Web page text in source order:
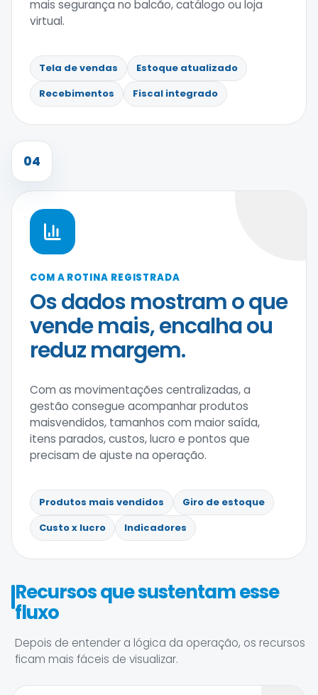
mais segurança no balcão, catálogo ou loja
virtual.
Tela de vendas
Estoque atualizado
Recebimentos
Fiscal integrado
04
COM A ROTINA REGISTRADA
Os dados mostram o que
vende mais, encalha ou
reduz margem.
Com as movimentações centralizadas, a
gestão consegue acompanhar produtos
maisvendidos, tamanhos com maior saída,
itens parados, custos, lucro e pontos que
precisam de ajuste na operação.
Produtos mais vendidos
Giro de estoque
Custo x lucro
Indicadores
Recursos que sustentam esse
fluxo
Depois de entender a lógica da operação, os recursos
ficam mais fáceis de visualizar.